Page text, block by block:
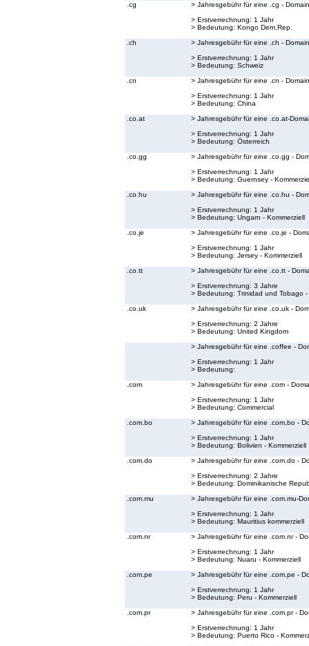
.cg
> Jahresgebühr für eine .cg - Domain
> Erstverrechnung: 1 Jahr
> Bedeutung: Kongo Dem.Rep.
.ch
> Jahresgebühr für eine .ch - Domain
> Erstverrechnung: 1 Jahr
> Bedeutung: Schweiz
.cn
> Jahresgebühr für eine .cn - Domain
> Erstverrechnung: 1 Jahr
> Bedeutung: China
.co.at
> Jahresgebühr für eine .co.at-
> Erstverrechnung: 1 Jahr
> Bedeutung: Österreich
.co.gg
> Jahresgebühr für eine .co.gg -
> Erstverrechnung: 1 Jahr
> Bedeutung: Guernsey -
.co.hu
> Jahresgebühr für eine .co.hu -
> Erstverrechnung: 1 Jahr
> Bedeutung: Ungarn - Kommerziell
.co.je
> Jahresgebühr für eine .co.je -
> Erstverrechnung: 1 Jahr
> Bedeutung: Jersey - Kommerziell
.co.tt
> Jahresgebühr für eine .co.tt -
> Erstverrechnung: 3 Jahre
> Bedeutung: Trinidad und Tobago -
.co.uk
> Jahresgebühr für eine .co.uk -
> Erstverrechnung: 2 Jahre
> Bedeutung: United Kingdom
> Jahresgebühr für eine .coffee -
> Erstverrechnung: 1 Jahr
> Bedeutung:
.com
> Jahresgebühr für eine .com -
> Erstverrechnung: 1 Jahr
> Bedeutung: Commercial
.com.bo
> Jahresgebühr für eine .com.bo -
> Erstverrechnung: 1 Jahr
> Bedeutung: Bolivien - Kommerziell
.com.do
> Jahresgebühr für eine .com.do -
> Erstverrechnung: 2 Jahre
> Bedeutung: Dominikanische
.com.mu
> Jahresgebühr für eine .com.mu-
> Erstverrechnung: 1 Jahr
> Bedeutung: Mauritius kommerziell
.com.nr
> Jahresgebühr für eine .com.nr -
> Erstverrechnung: 1 Jahr
> Bedeutung: Nuaru - Kommerziell
.com.pe
> Jahresgebühr für eine .com.pe -
> Erstverrechnung: 1 Jahr
> Bedeutung: Peru - Kommerziell
.com.pr
> Jahresgebühr für eine .com.pr -
> Erstverrechnung: 1 Jahr
> Bedeutung: Puerto Rico -